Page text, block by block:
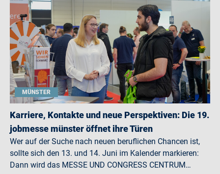
MÜNSTER
Karriere, Kontakte und neue Perspektiven: Die 19.
jobmesse münster öffnet ihre Türen
Wer auf der Suche nach neuen beruflichen Chancen ist,
sollte sich den 13. und 14. Juni im Kalender markieren:
Dann wird das MESSE UND CONGRESS CENTRUM…